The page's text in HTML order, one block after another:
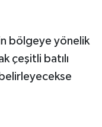
bölgeye yönelik
çeşitli batılı